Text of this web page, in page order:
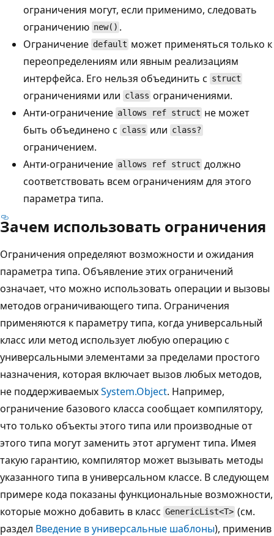
ограничения могут, если применимо, следовать
ограничению new() .
Ограничение default может применяться только к
переопределениям или явным реализациям
интерфейса. Его нельзя объединить с struct
ограничениями или class ограничениями.
Анти-ограничение allows ref struct не может
быть объединено с class или class?
ограничением.
Анти-ограничение allows ref struct должно
соответствовать всем ограничениям для этого
параметра типа.
Зачем использовать ограничения
Ограничения определяют возможности и ожидания
параметра типа. Объявление этих ограничений
означает, что можно использовать операции и вызовы
методов ограничивающего типа. Ограничения
применяются к параметру типа, когда универсальный
класс или метод использует любую операцию с
универсальными элементами за пределами простого
назначения, которая включает вызов любых методов,
не поддерживаемыхSystem.Object. Например,
ограничение базового класса сообщает компилятору,
что только объекты этого типа или производные от
этого типа могут заменить этот аргумент типа. Имея
такую гарантию, компилятор может вызывать методы
указанного типа в универсальном классе. В следующем
примере кода показаны функциональные возможности,
которые можно добавить в класс GenericList<T> (см.
раздел Введение в универсальные шаблоны), применив